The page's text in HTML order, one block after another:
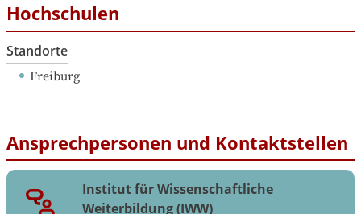
Hochschulen
Standorte
Freiburg
Ansprechpersonen und Kontaktstellen
Institut für Wissenschaftliche
Weiterbildung (IWW)